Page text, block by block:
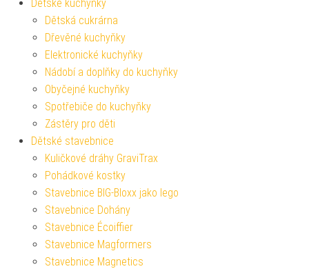
Dětské kuchyňky
Dětská cukrárna
Dřevěné kuchyňky
Elektronické kuchyňky
Nádobí a doplňky do kuchyňky
Obyčejné kuchyňky
Spotřebiče do kuchyňky
Zástěry pro děti
Dětské stavebnice
Kuličkové dráhy GraviTrax
Pohádkové kostky
Stavebnice BIG-Bloxx jako lego
Stavebnice Dohány
Stavebnice Écoiffier
Stavebnice Magformers
Stavebnice Magnetics